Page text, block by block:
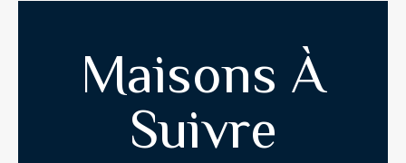
MAISONS A SUIVRE
Maisons À
Suivre